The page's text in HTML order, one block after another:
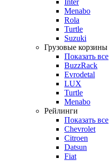
Menabo
Rola
Turtle
Suzuki
Грузовые корзины
Показать все
BuzzRack
Evrodetal
LUX
Turtle
Menabo
Рейлинги
Показать все
Chevrolet
Citroen
Datsun
Fiat